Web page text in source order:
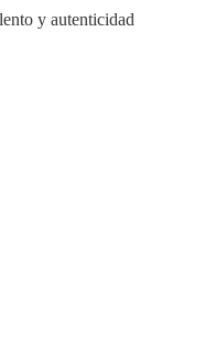
y autenticidad